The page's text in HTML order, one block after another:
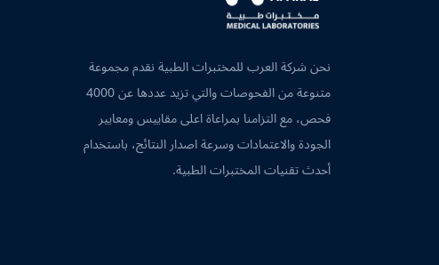
نحن شركة العرب للمختبرات الطبية نقدم مجموعة
متنوعة من الفحوصات والتي تزيد عددها عن 4000
فحص، مع التزامنا بمراعاة اعلى مقاييس ومعايير
الجودة والاعتمادات وسرعة اصدار النتائج، باستخدام
أحدث تقنيات المختبرات الطبية.